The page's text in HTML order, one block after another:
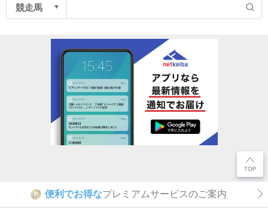
P 便利でお得なプレミアムサービスのご案内